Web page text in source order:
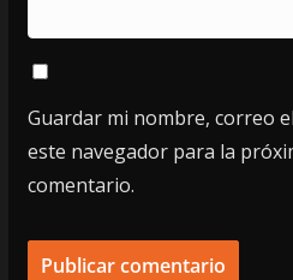
Guardar mi nombre, correo
este navegador para la
comentario.